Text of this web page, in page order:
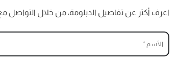
اعرف أكثر عن تفاصيل الدبلومة، من خلال التواصل مع خدمة العملاء عبر الرقم 01098147260 أو 01025817800، كما